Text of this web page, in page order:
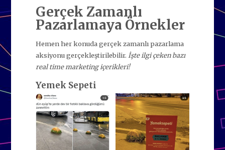
Gerçek Zamanlı
Pazarlamaya Örnekler
Hemen her konuda gerçek zamanlı pazarlama
aksiyonu gerçekleştirilebilir. İşte ilgi çeken bazı
real time marketing içerikleri!
Yemek Sepeti